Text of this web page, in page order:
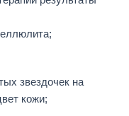
звездочек на
кожи;